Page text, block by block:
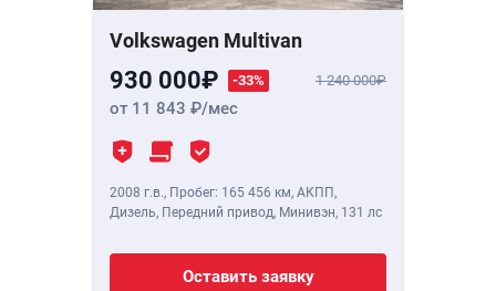
Volkswagen Multivan
930 000 -33% 1 240 000
от 11 843 /мес
2008 г.в., Пробег: 165 456 км, АКПП,
Дизель, Передний привод, Минивэн, 131 лс
Оставить заявку